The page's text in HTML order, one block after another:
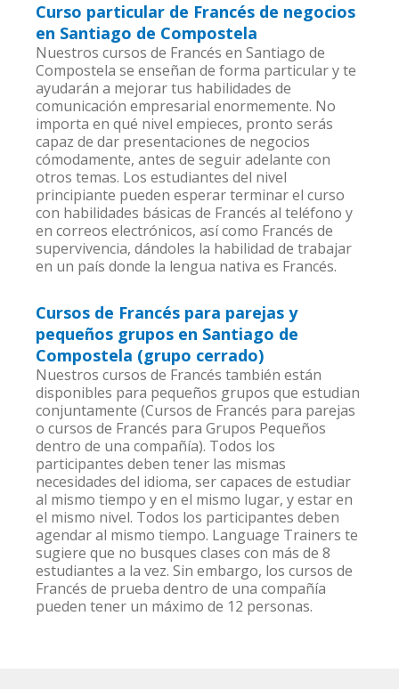
Curso particular de Francés de negocios
en Santiago de Compostela
Nuestros cursos de Francés en Santiago de
Compostela se enseñan de forma particular y te
ayudarán a mejorar tus habilidades de
comunicación empresarial enormemente. No
importa en qué nivel empieces, pronto serás
capaz de dar presentaciones de negocios
cómodamente, antes de seguir adelante con
otros temas. Los estudiantes del nivel
principiante pueden esperar terminar el curso
con habilidades básicas de Francés al teléfono y
en correos electrónicos, así como Francés de
supervivencia, dándoles la habilidad de trabajar
en un país donde la lengua nativa es Francés.
Cursos de Francés para parejas y
pequeños grupos en Santiago de
Compostela (grupo cerrado)
Nuestros cursos de Francés también están
disponibles para pequeños grupos que estudian
conjuntamente (Cursos de Francés para parejas
o cursos de Francés para Grupos Pequeños
dentro de una compañía). Todos los
participantes deben tener las mismas
necesidades del idioma, ser capaces de estudiar
al mismo tiempo y en el mismo lugar, y estar en
el mismo nivel. Todos los participantes deben
agendar al mismo tiempo. Language Trainers te
sugiere que no busques clases con más de 8
estudiantes a la vez. Sin embargo, los cursos de
Francés de prueba dentro de una compañía
pueden tener un máximo de 12 personas.